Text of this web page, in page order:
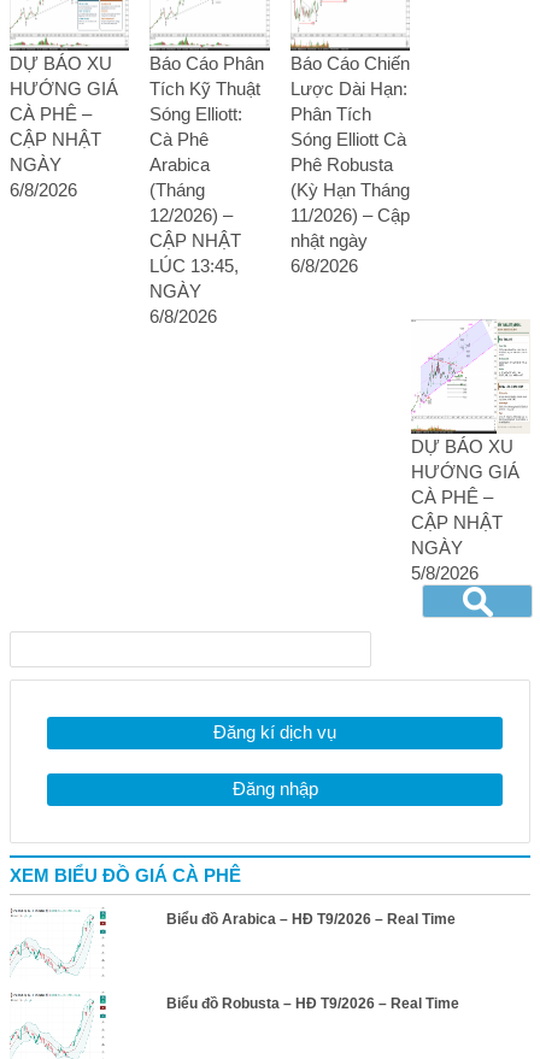
DỰ BÁO XU
HƯỚNG GIÁ
CÀ PHÊ –
CẬP NHẬT
NGÀY
6/8/2026
Báo Cáo Phân
Tích Kỹ Thuật
Sóng Elliott:
Cà Phê
Arabica
(Tháng
12/2026) –
CẬP NHẬT
LÚC 13:45,
NGÀY
6/8/2026
Báo Cáo Chiến
Lược Dài Hạn:
Phân Tích
Sóng Elliott Cà
Phê Robusta
(Kỳ Hạn Tháng
11/2026) – Cập
nhật ngày
6/8/2026
DỰ BÁO XU
HƯỚNG GIÁ
CÀ PHÊ –
CẬP NHẬT
NGÀY
5/8/2026
Đăng kí dịch vụ
Đăng nhập
XEM BIỂU ĐỒ GIÁ CÀ PHÊ
Biểu đồ Arabica – HĐ T9/2026 – Real Time
Biểu đồ Robusta – HĐ T9/2026 – Real Time